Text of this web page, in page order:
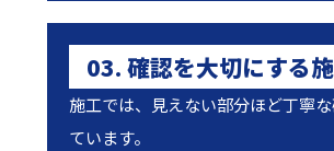
03. 確認を大切にする
施工では、見えない部分ほど丁寧
ています。